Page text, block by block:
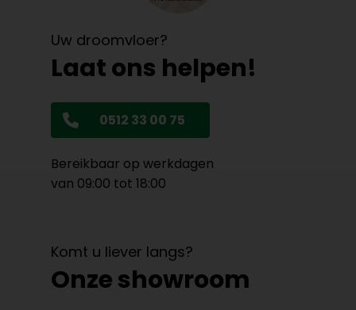
Uw droomvloer?
Laat ons helpen!
0512 33 00 75
Bereikbaar op werkdagen
van 09:00 tot 18:00
Komt u liever langs?
Onze showroom